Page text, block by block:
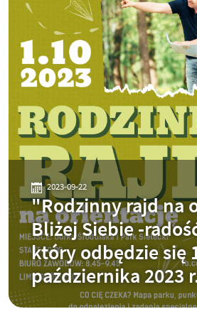
2023-09-22
"Rodzinny rajd na
Bliżej Siebie -
który odbędzie się
października 2023